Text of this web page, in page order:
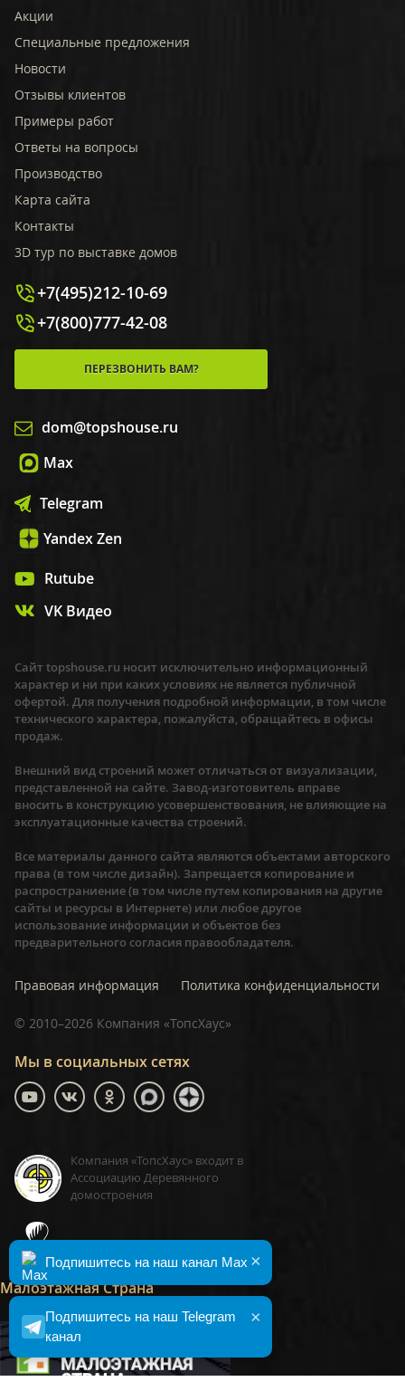
Акции
Специальные предложения
Новости
Отзывы клиентов
Примеры работ
Ответы на вопросы
Производство
Карта сайта
Контакты
3D тур по выставке домов
+7(495)212-10-69
+7(800)777-42-08
ПЕРЕЗВОНИТЬ ВАМ?
dom@topshouse.ru
Max
Telegram
Yandex Zen
Rutube
VK Видео
Мы в социальных сетях
Компания «ТопсХаус» входит в
Ассоциацию Деревянного
домостроения
Малоэтажная Страна
Сайт topshouse.ru носит исключительно информационный
характер и ни при каких условиях не является публичной
офертой. Для получения подробной информации, в том числе
технического характера, пожалуйста, обращайтесь в офисы
продаж.
Внешний вид строений может отличаться от визуализации,
представленной на сайте. Завод-изготовитель вправе
вносить в конструкцию усовершенствования, не влияющие на
эксплуатационные качества строений.
Все материалы данного сайта являются объектами авторского
права (в том числе дизайн). Запрещается копирование и
распространиение (в том числе путем копирования на другие
сайты и ресурсы в Интернете) или любое другое
использование информации и объектов без
предварительного согласия правообладателя.
Правовая информация Политика конфиденциальности
© 2010–2026 Компания «ТопсХаус»
×
Подпишитесь на наш Telegram
канал
×
Подпишитесь на наш канал Max